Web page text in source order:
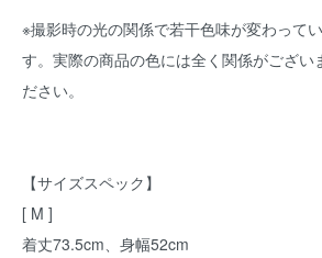
※撮影時の光の関係で若干色味が変わって
す。実際の商品の色には全く関係がござい
ださい。
【サイズスペック】
[ M ]
着丈73.5cm、身幅52cm